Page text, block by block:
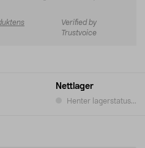
Nettlager
Henter lagerstatus...
Verified by
Trustvoice